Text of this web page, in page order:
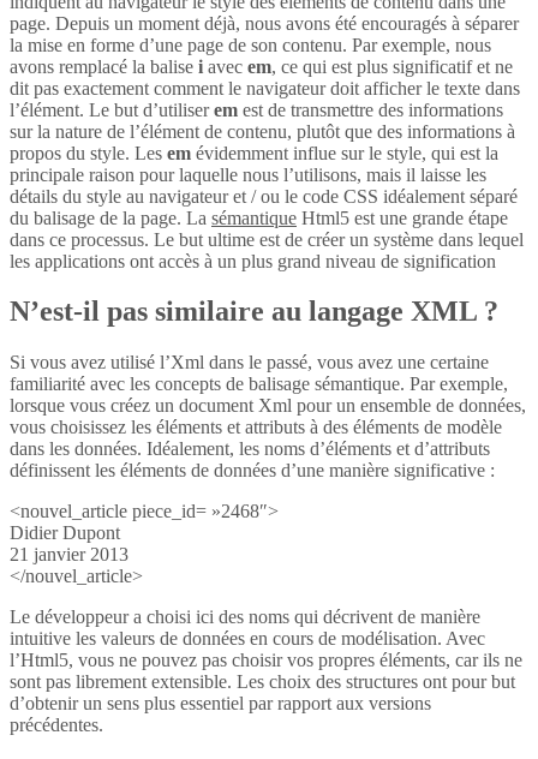
page. Depuis un moment déjà, nous avons été encouragés à séparer
la mise en forme d’une page de son contenu. Par exemple, nous
avons remplacé la balise i avec em, ce qui est plus significatif et ne
dit pas exactement comment le navigateur doit afficher le texte dans
l’élément. Le but d’utiliserem est de transmettre des informations
sur la nature de l’élément de contenu, plutôt que des informations à
propos du style. Les em évidemment influe sur le style, qui est la
principale raison pour laquelle nous l’utilisons, mais il laisse les
détails du style au navigateur et / ou le code CSS idéalement séparé
du balisage de la page. La sémantique Html5 est une grande étape
dans ce processus. Le but ultime est de créer un système dans lequel
les applications ont accès à un plus grand niveau de signification
N’est-il pas similaire au langage XML ?
Si vous avez utilisé l’Xml dans le passé, vous avez une certaine
familiarité avec les concepts de balisage sémantique. Par exemple,
lorsque vous créez un document Xml pour un ensemble de données,
vous choisissez les éléments et attributs à des éléments de modèle
dans les données. Idéalement, les noms d’éléments et d’attributs
définissent les éléments de données d’une manière significative :
<nouvel_article piece_id= »2468″>
Didier Dupont
21 janvier 2013
</nouvel_article>
Le développeur a choisi ici des noms qui décrivent de manière
intuitive les valeurs de données en cours de modélisation. Avec
l’Html5, vous ne pouvez pas choisir vos propres éléments, car ils ne
sont pas librement extensible. Les choix des structures ont pour but
d’obtenir un sens plus essentiel par rapport aux versions
précédentes.